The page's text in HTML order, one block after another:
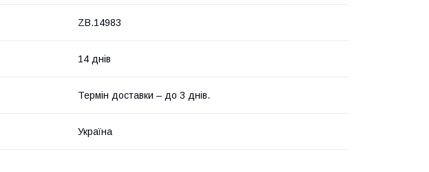
ZB.14983
14 днів
Термін доставки – до 3 днів.
Україна